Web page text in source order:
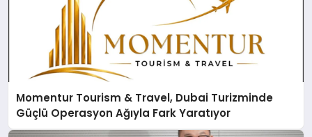
Momentur Tourism & Travel, Dubai Turizminde
Güçlü Operasyon Ağıyla Fark Yaratıyor